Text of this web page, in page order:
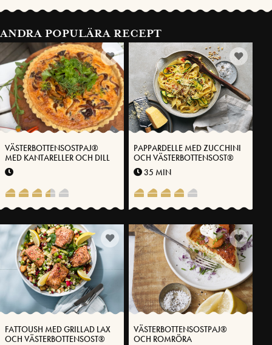
ANDRA POPULÄRA RECEPT
VÄSTERBOTTENSOSTPAJ®
MED KANTARELLER OCH DILL
PAPPARDELLE MED ZUCCHINI
OCH VÄSTERBOTTENSOST®
35 MIN
FATTOUSH MED GRILLAD LAX
OCH VÄSTERBOTTENSOST®
VÄSTERBOTTENSOSTPAJ®
OCH ROMRÖRA